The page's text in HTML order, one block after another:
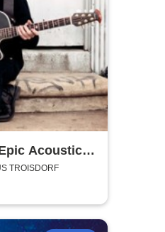
Acoustic
Concert
TROISDORF